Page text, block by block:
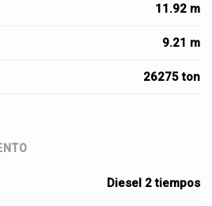
11.92 m
9.21 m
26275 ton
Diesel 2 tiempos